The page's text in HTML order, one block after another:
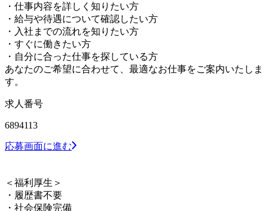
・仕事内容を詳しく知りたい方
・給与や待遇について確認したい方
・入社までの流れを知りたい方
・すぐに働きたい方
・自分に合った仕事を探している方
あなたのご希望に合わせて、最適なお仕事をご案内いたしま
す。
求人番号
6894113
応募画面に進む
＜福利厚生＞
・履歴書不要
・社会保険完備